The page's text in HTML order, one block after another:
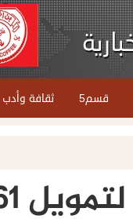
قسم5 ثقافة وأدب